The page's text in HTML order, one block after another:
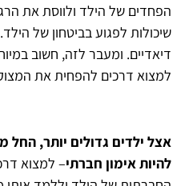
הפחדים של הילד ולווסת את
שיכולות לפגוע בביטחון של
דיאדיים. ומעבר לזה, חשוב
למצוא דרכים להפחית את
להיות אימון חברתי– למצוא